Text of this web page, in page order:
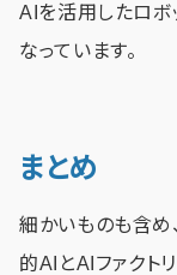
AIを活用したロボ
なっています。
まとめ
細かいものも含め
的AIとAIファクト